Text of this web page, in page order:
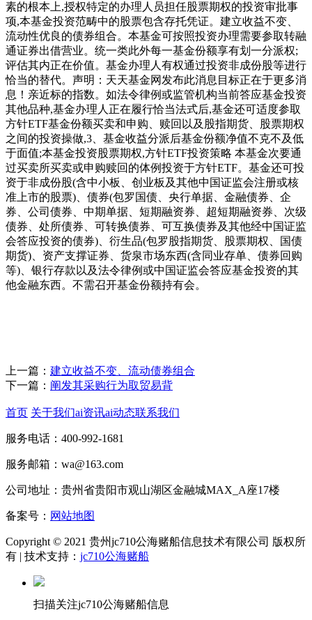
素的根本上,授权特定的办理人员担任股票期权的投资审批事
项,本基金投资范畴中的股票包含存托凭证。建立收益不变、
流动性优良的债券组合。本基金可按照投资办理需要参取转融
通证券出借营业。统一类此外每一基金份额享有划一分派权;
评估其内正在价值。基金办理人有权通过投资非成份股等进行
恰当的替代。声明：天天基金网发布此消息目标正在于更多消
息！亲近标的指数。如法令律例或监管机构当前答应基金投资
其他品种,基金办理人正在履行恰当法式后,基金还可适度参取
方针ETF基金份额买卖和申购、赎回以及股指期货、股票期权
之间的投资操做,3、基金收益分派后基金份额净值不克不及低
于面值;本基金投资股票期权,方针ETF投资策略 本基金次要通
过买卖所买卖或申购赎回的体例投资于方针ETF。基金还可投
资于非成份股(含中小板、创业板及其他中国证监会注册或核
准上市的股票)、债券(包罗国债、央行单据、金融债券、企
券、公司债券、中期单据、短期融资券、超短期融资券、次级
债券、处所债券、可转换债券、可互换债券及其他经中国证监
会答应投资的债券)、衍生品(包罗股指期货、股票期权、国债
期货)、资产支撑证券、货泉市场东西(含同业存单、债券回购
等)、银行存款以及法令律例或中国证监会答应基金投资的其
他金融东西。不需召开基金份额持有会。
上一篇： 建立收益不变、流动债券组合
下一篇： 阐发其采购行为取贸易背
首页 关于我们ai资讯ai动态联系我们
服务电话：400-992-1681
服务邮箱：wa@163.com
公司地址：贵州省贵阳市观山湖区金融城MAX_A座17楼
备案号： 网站地图
Copyright © 2021 贵州jc710公海赌船信息技术有限公司 版权所
有 | 技术支持： jc710公海赌船
扫描关注jc710公海赌船信息